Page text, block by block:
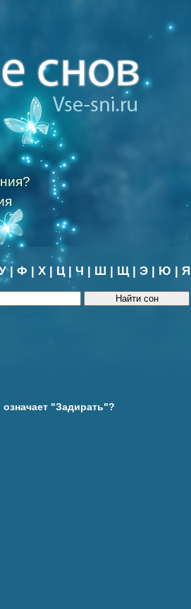
| Ф | Х | Ц| Ч | Ш | Щ| Э | Ю | Я
"Задирать"?